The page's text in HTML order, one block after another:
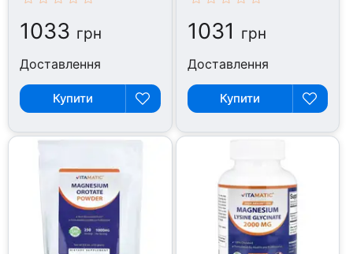
1033 грн
Доставлення
Купити
1031 грн
Доставлення
Купити